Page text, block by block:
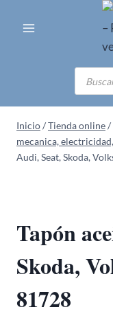
de
Inicio/Tienda online/
mecanica,
Audi, Seat, Skoda,
Tapón
Skoda,
81728